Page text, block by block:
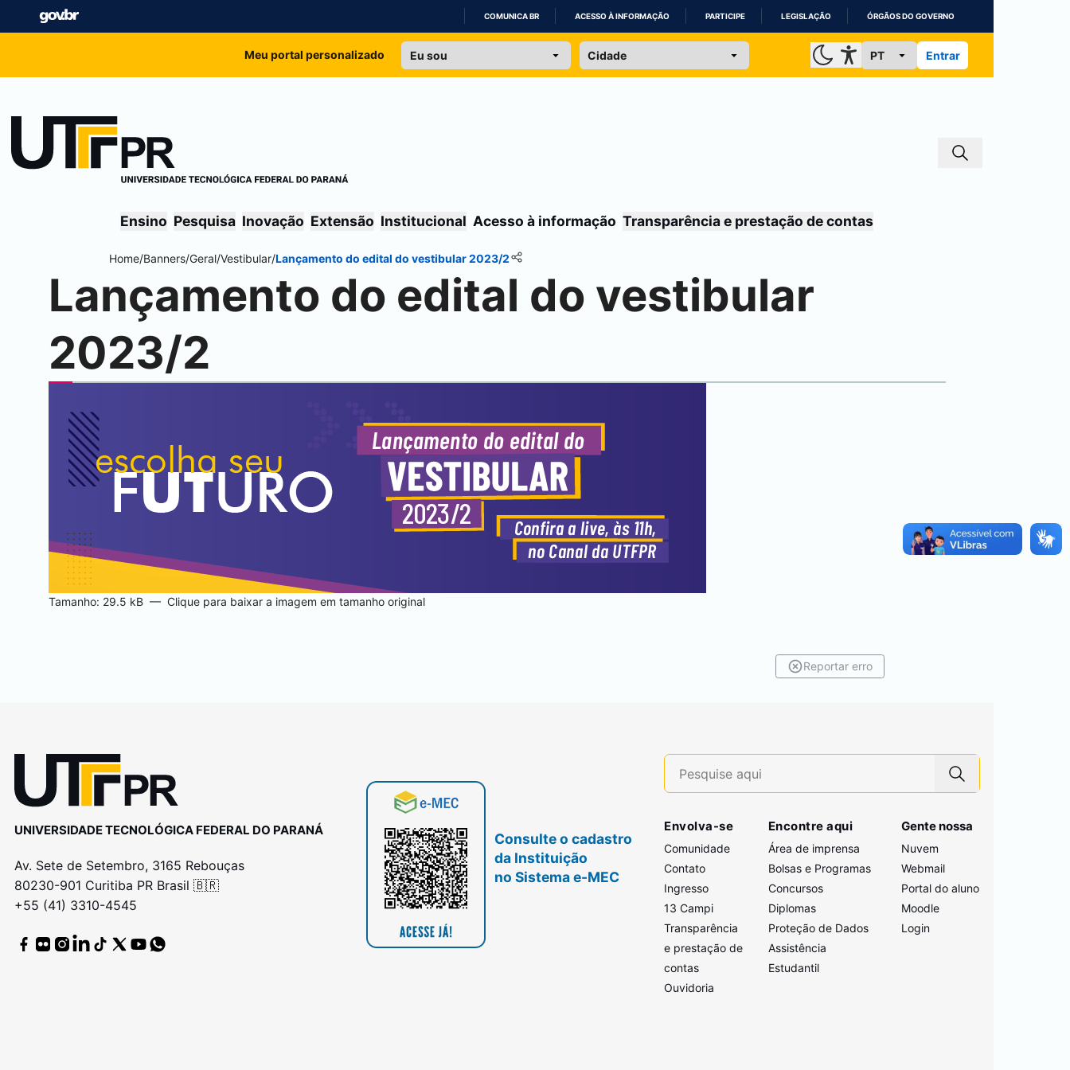
IR
COMUNICA BR ACESSO À INFORMAÇÃO PARTICIPE LEGISLAÇÃO ÓRGÃOS DO GOVERNO
Meu portal personalizado Entrar
Ensino Pesquisa Inovação Extensão Institucional Acesso à informação Transparência e prestação de contas
Home/Banners/Geral/Vestibular/Lançamento do edital do vestibular 2023/2
Lançamento do edital do vestibular
2023/2
Tamanho: 29.5 kB— Clique para baixar a imagem em tamanho original
Reportar erro
UNIVERSIDADE TECNOLÓGICA FEDERAL DO PARANÁ
Av. Sete de Setembro, 3165 Rebouças
80230-901 Curitiba PR Brasil 🇧🇷
+55 (41) 3310-4545
Consulte o cadastro
da Instituição
no Sistema e-MEC
Envolva-se
Comunidade
Contato
Ingresso
13 Campi
Transparência
e prestação de
contas
Ouvidoria
Encontre aqui
Área de imprensa
Bolsas e Programas
Concursos
Diplomas
Proteção de Dados
Assistência
Estudantil
Gente nossa
Nuvem
Webmail
Portal do aluno
Moodle
Login